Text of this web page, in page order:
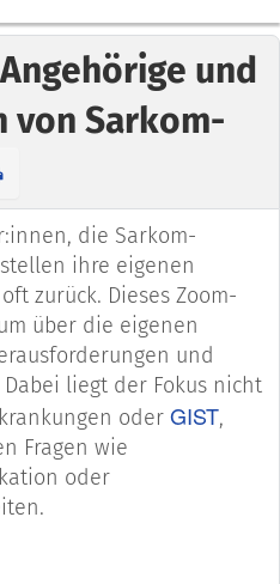
und
von Sarkom-
die Sarkom-
ihre eigenen
zurück. Dieses Zoom-
über die eigenen
und
liegt der Fokus nicht
oder GIST,
Fragen wie
oder